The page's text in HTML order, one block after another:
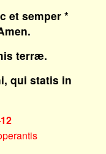
et semper *
terræ.
qui statis in